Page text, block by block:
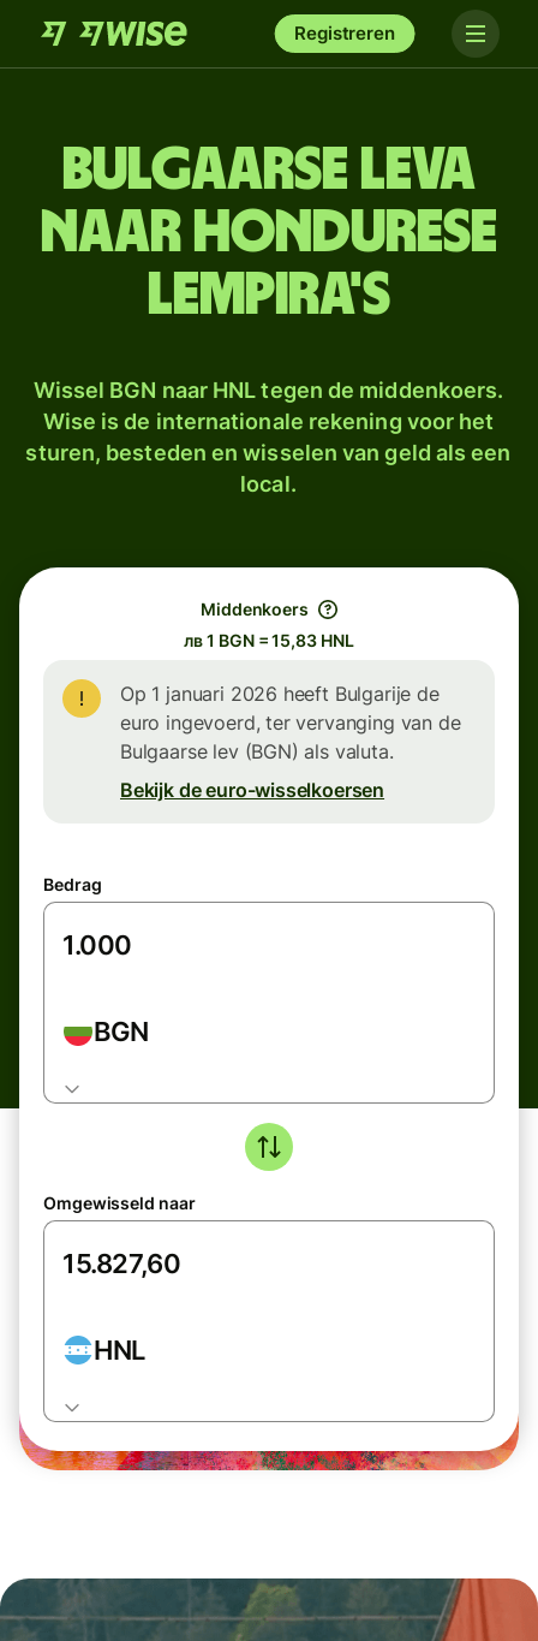
Registreren
Bulgaarse leva
naar Hondurese
lempira's
Wissel BGN naar HNL tegen de middenkoers.
Wise is de internationale rekening voor het
sturen, besteden en wisselen van geld als een
local.
Middenkoers
лв 1 BGN = 15,83 HNL
Op 1 januari 2026 heeft Bulgarije de
euro ingevoerd, ter vervanging van de
Bulgaarse lev (BGN) als valuta.
Bekijk de euro-wisselkoersen
Bedrag
BGN
Omgewisseld naar
HNL